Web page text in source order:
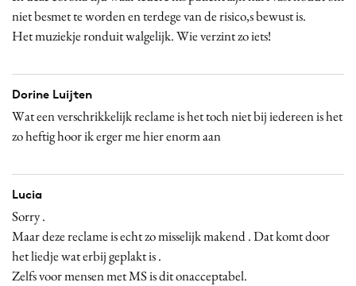
niet besmet te worden en terdege van de risico,s bewust is.
Het muziekje ronduit walgelijk. Wie verzint zo iets!
Dorine Luijten
Wat een verschrikkelijk reclame is het toch niet bij iedereen is het
zo heftig hoor ik erger me hier enorm aan
Lucia
Sorry .
Maar deze reclame is echt zo misselijk makend . Dat komt door
het liedje wat erbij geplakt is .
Zelfs voor mensen met MS is dit onacceptabel.